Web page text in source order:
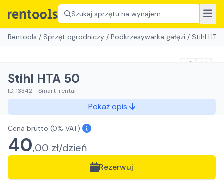
Szukaj sprzętu na wynajem
Rentools / Sprzęt ogrodniczy / Podkrzesywarka gałęzi / Stihl
Stihl HTA 50
ID:13342 -Smart-rental
Pokaż opis
Cena brutto (0% VAT)
40,00 zł/dzień
Rezerwuj